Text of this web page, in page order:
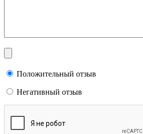
Положительный отзыв
Негативный отзыв